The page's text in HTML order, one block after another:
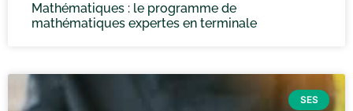
Mathématiques : le programme de
mathématiques expertes en terminale
SES